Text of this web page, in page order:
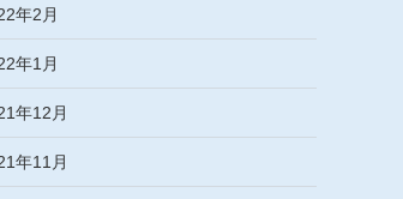
年2月
年1月
年12月
年11月